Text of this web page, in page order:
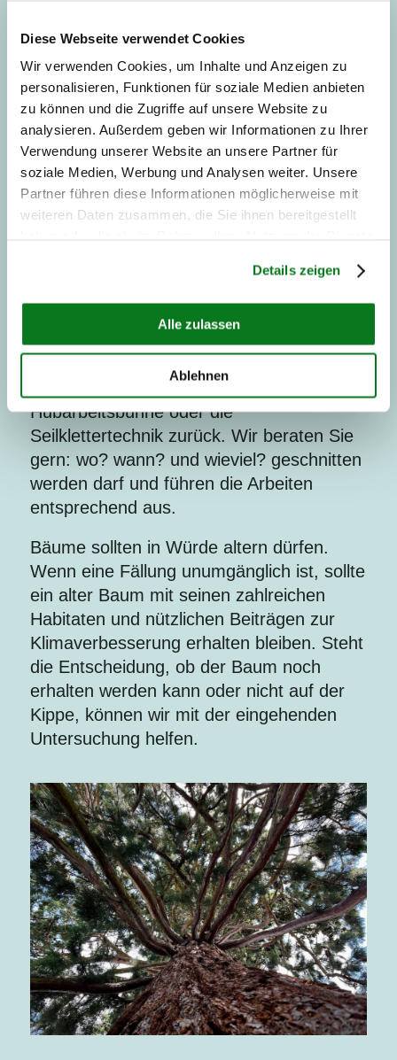
Diese Webseite verwendet Cookies
Wir verwenden Cookies, um Inhalte und Anzeigen zu
personalisieren, Funktionen für soziale Medien anbieten
zu können und die Zugriffe auf unsere Website zu
analysieren. Außerdem geben wir Informationen zu Ihrer
Verwendung unserer Website an unsere Partner für
soziale Medien, Werbung und Analysen weiter. Unsere
Partner führen diese Informationen möglicherweise mit
weiteren Daten zusammen, die Sie ihnen bereitgestellt
Details zeigen
Alle zulassen
Ablehnen
Verzug stehen wir Ihnen trotzdem nach
Kräften mit Rat und Tat zur Verfügung.
Vielen Dank für Ihr Verständnis.
Professionelle Pflege für Ihre Bäume
Eine gute Erziehung wird auch bei
Bäumen gewünscht.
Beratung, an. Durch die fachgerechte
Jungbaumpflege kann ein gesunder
Baumbestand erzogen werden.
Hubarbeitsbühne oder die
Seilklettertechnik zurück. Wir beraten Sie
gern: wo? wann? und wieviel? geschnitten
werden darf und führen die Arbeiten
entsprechend aus.
Bäume sollten in Würde altern dürfen.
Wenn eine Fällung unumgänglich ist, sollte
ein alter Baum mit seinen zahlreichen
Habitaten und nützlichen Beiträgen zur
Klimaverbesserung erhalten bleiben. Steht
die Entscheidung, ob der Baum noch
erhalten werden kann oder nicht auf der
Kippe, können wir mit der eingehenden
Untersuchung helfen.